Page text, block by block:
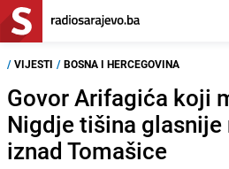
/ VIJESTI / BOSNA I HERCEGOVINA
Govor Arifagića koji
Nigdje tišina glasnije
iznad Tomašice